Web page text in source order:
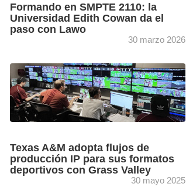
Formando en SMPTE 2110: la
Universidad Edith Cowan da el
paso con Lawo
30 marzo 2026
La plataforma Home y las mesas mc²36 de
Lawo, integradas por Pat, Diversified y
Techniq Media, permiten a los estudiantes de
la Universidad Edith ...
Texas A&M adopta flujos de
producción IP para sus formatos
deportivos con Grass Valley
30 mayo 2025